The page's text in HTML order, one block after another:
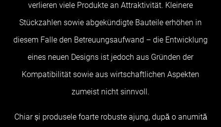
verlieren viele Produkte an Attraktivität. Kleinere
Stückzahlen sowie abgekündigte Bauteile erhöhen in
diesem Falle den Betreuungsaufwand – die Entwicklung
eines neuen Designs ist jedoch aus Gründen der
Kompatibilität sowie aus wirtschaftlichen Aspekten
zumeist nicht sinnvoll.
Chiar și produsele foarte robuste ajung, după o anumită